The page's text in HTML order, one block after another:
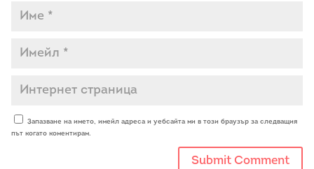
Запазване на името, имейл адреса и уебсайта ми в този браузър за следващия
път когато коментирам.